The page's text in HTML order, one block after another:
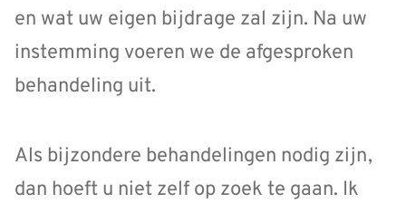
en wat uw eigen bijdrage zal zijn. Na uw
instemming voeren we de afgesproken
behandeling uit.
Als bijzondere behandelingen nodig zijn,
dan hoeft u niet zelf op zoek te gaan. Ik